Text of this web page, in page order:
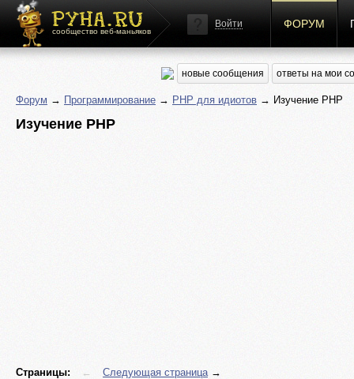
сообщество веб-маньяков
Войти ФОРУМ
новые сообщения ответы на мои
Форум → Программирование → PHP для идиотов → Изучение PHP
Изучение PHP
Страницы: ← Следующая страница→